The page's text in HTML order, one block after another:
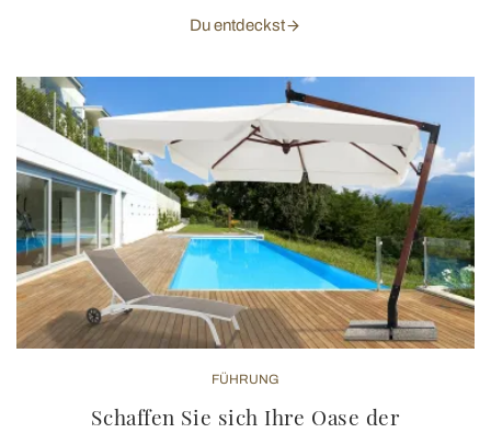
Du entdeckst
FÜHRUNG
Schaffen Sie sich Ihre Oase der